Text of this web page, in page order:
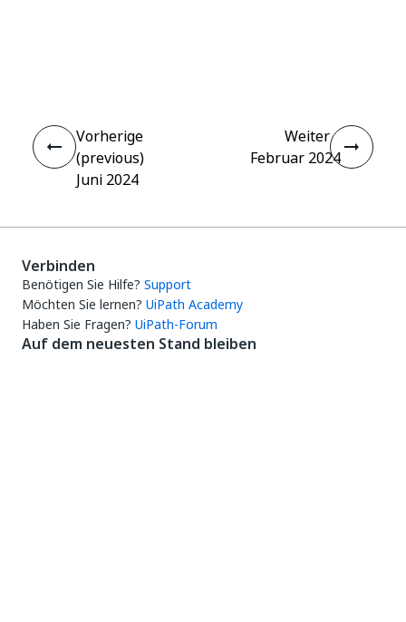
Vorherige
(previous)
Juni 2024
Weiter
Februar 2024
Verbinden
Benötigen Sie Hilfe? Support
Möchten Sie lernen? UiPath Academy
Haben Sie Fragen? UiPath-Forum
Auf dem neuesten Stand bleiben